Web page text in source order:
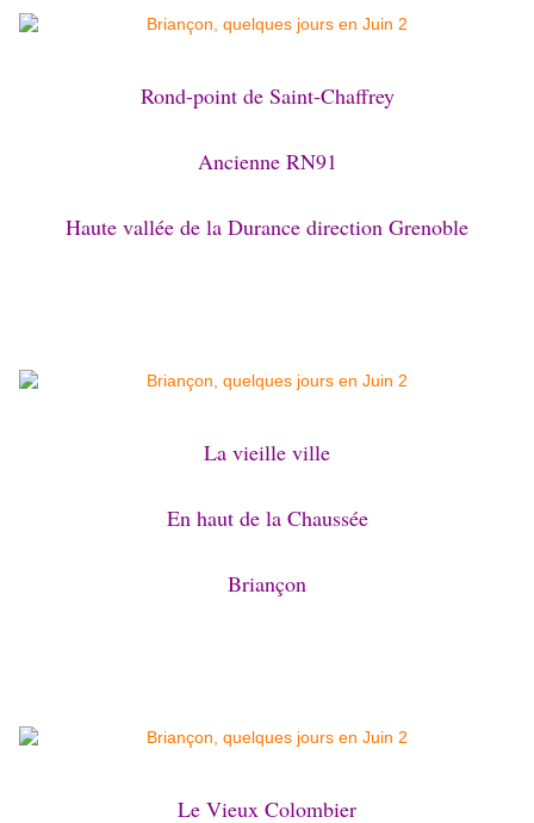
Rond-point de Saint-Chaffrey
Ancienne RN91
Haute vallée de la Durance direction Grenoble
La vieille ville
En haut de la Chaussée
Briançon
Le Vieux Colombier